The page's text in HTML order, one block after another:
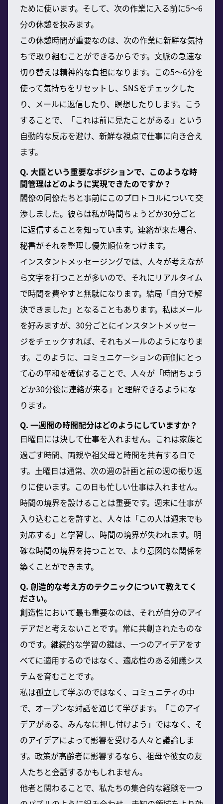
ために使います。そして、次の作業に入る前に5〜6
分の休憩を挟みます。
この休憩時間が重要なのは、次の作業に新鮮な気持
ちで取り組むことができるからです。文脈の急速な
切り替えは精神的な負担になります。この5〜6分を
使って気持ちをリセットし、SNSをチェックした
り、メールに返信したり、瞑想したりします。こう
することで、「これは前に見たことがある」という
自動的な反応を避け、新鮮な視点で仕事に向き合え
ます。
Q. 大臣という重要なポジションで、このような時
間管理はどのように実現できたのですか？
閣僚の同僚たちと事前にこのプロトコルについて交
渉しました。彼らは私が時間ちょうどか30分ごと
に返信することを知っています。連絡が来た場合、
秘書がそれを整理し優先順位をつけます。
インスタントメッセージングでは、人々が考えなが
ら文字を打つことが多いので、それにリアルタイム
で時間を費やすと無駄になります。結局「自分で解
決できました」となることもあります。私はメール
を好みますが、30分ごとにインスタントメッセー
ジをチェックすれば、それもメールのようになりま
す。このように、コミュニケーションの両側にとっ
て心の平和を確保することで、人々が「時間ちょう
どか30分後に連絡が来る」と理解できるようにな
ります。
Q. 一週間の時間配分はどのようにしていますか？
日曜日には決して仕事を入れません。これは家族と
過ごす時間、両親や祖父母と時間を共有する日で
す。土曜日は通常、次の週の計画と前の週の振り返
りに使います。この日も忙しい仕事は入れません。
時間の境界を設けることは重要です。週末に仕事が
入り込むことを許すと、人々は「この人は週末でも
対応する」と学習し、時間の境界が失われます。明
確な時間の境界を持つことで、より意図的な関係を
築くことができます。
Q. 創造的な考え方のテクニックについて教えてく
ださい。
創造性において最も重要なのは、それが自分のアイ
デアだと考えないことです。常に共創されたものな
のです。継続的な学習の鍵は、一つのアイデアをす
べてに適用するのではなく、適応性のある知識シス
テムを育むことです。
私は孤立して学ぶのではなく、コミュニティの中
で、オープンな対話を通じて学びます。「このアイ
デアがある、みんなに押し付けよう」ではなく、そ
のアイデアによって影響を受ける人々と議論しま
す。政策が高齢者に影響するなら、祖母や彼女の友
人たちと会話するかもしれません。
他者と関わることで、私たちの集合的な経験を一つ